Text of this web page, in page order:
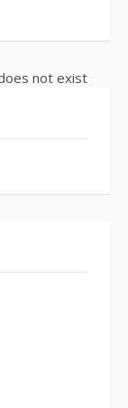
not exist